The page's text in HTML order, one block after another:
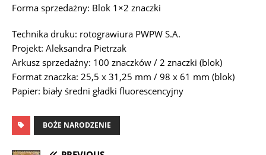
Forma sprzedażny: Blok 1×2 znaczki
Technika druku: rotograwiura PWPW S.A.
Projekt: Aleksandra Pietrzak
Arkusz sprzedażny: 100 znaczków / 2 znaczki (blok)
Format znaczka: 25,5 x 31,25 mm / 98 x 61 mm (blok)
Papier: biały średni gładki fluorescencyjny
BOŻE NARODZENIE